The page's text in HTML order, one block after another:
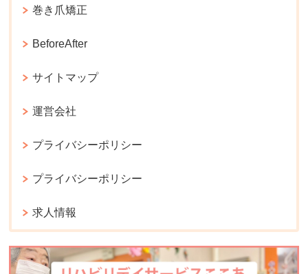
巻き爪矯正
BeforeAfter
サイトマップ
運営会社
プライバシーポリシー
プライバシーポリシー
求人情報